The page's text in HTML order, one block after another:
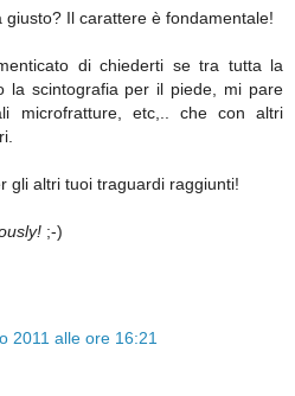
giusto? Il carattere è fondamentale!
di chiederti se tra tutta la
la scintografia per il piede, mi pare
microfratture, etc,.. che con altri
gli altri tuoi traguardi raggiunti!
;-)
2011 alle ore 16:21